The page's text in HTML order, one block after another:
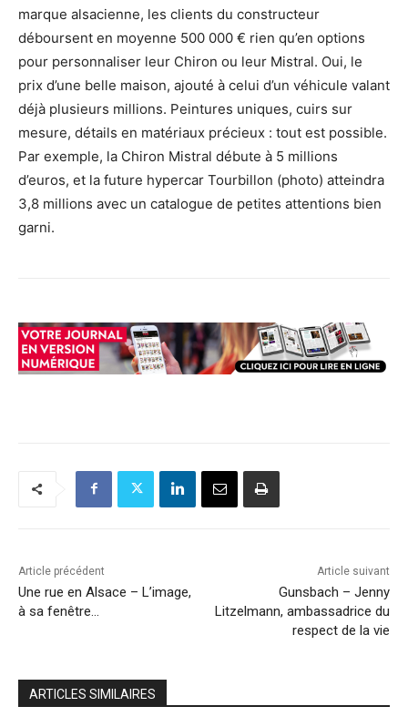
marque alsacienne, les clients du constructeur
déboursent en moyenne 500 000 € rien qu’en options
pour personnaliser leur Chiron ou leur Mistral. Oui, le
prix d’une belle maison, ajouté à celui d’un véhicule valant
déjà plusieurs millions. Peintures uniques, cuirs sur
mesure, détails en matériaux précieux : tout est possible.
Par exemple, la Chiron Mistral débute à 5 millions
d’euros, et la future hypercar Tourbillon (photo) atteindra
3,8 millions avec un catalogue de petites attentions bien
garni.
Article précédent
Une rue en Alsace – L’image,
à sa fenêtre…
Article suivant
Gunsbach – Jenny
Litzelmann, ambassadrice du
respect de la vie
ARTICLES SIMILAIRES